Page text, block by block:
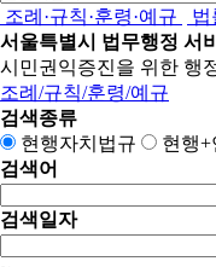
조례·규칙·훈령·예규 법
서울특별시 법무행정 서
시민권익증진을 위한 행
조례/규칙/훈령/예규
검색종류
현행자치법규
현행
검색어
검색일자